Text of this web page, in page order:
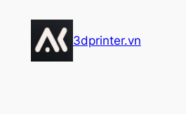
3dprinter.vn